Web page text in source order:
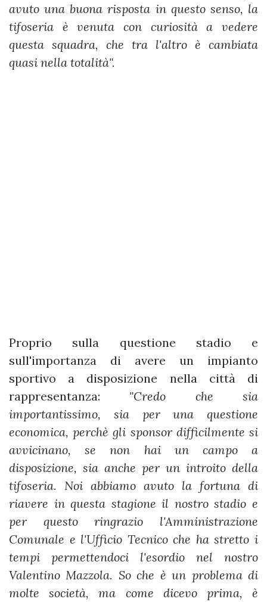
avuto una buona risposta in questo senso, la
tifoseria è venuta con curiosità a vedere
questa squadra, che tra l'altro è cambiata
quasi nella totalità".
Proprio sulla questione stadio e
sull'importanza di avere un impianto
sportivo a disposizione nella città di
rappresentanza: "Credo che sia
importantissimo, sia per una questione
economica, perchè gli sponsor difficilmente si
avvicinano, se non hai un campo a
disposizione, sia anche per un introito della
tifoseria. Noi abbiamo avuto la fortuna di
riavere in questa stagione il nostro stadio e
per questo ringrazio l'Amministrazione
Comunale e l'Ufficio Tecnico che ha stretto i
tempi permettendoci l'esordio nel nostro
Valentino Mazzola. So che è un problema di
molte società, ma come dicevo prima, è